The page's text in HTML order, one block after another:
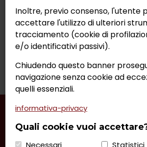
RICHIEDI INFORMAZIONI
Inoltre, previo consenso, l'utente
accettare l'utilizzo di ulteriori
tracciamento (cookie di
e/o identificativi passivi).
Chiudendo questo banner
navigazione senza cookie ad
quelli essenziali.
informativa-privacy
Quali cookie vuoi
Necessari Statistici